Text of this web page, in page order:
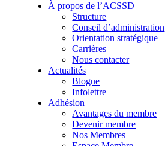
À propos de l’ACSSD
Structure
Conseil d’administration
Orientation stratégique
Carrières
Nous contacter
Actualités
Blogue
Infolettre
Adhésion
Avantages du membre
Devenir membre
Nos Membres